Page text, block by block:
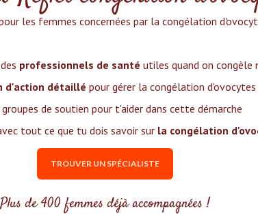
les femmes concernées par la congélation
professionnels de santé utiles quand on congèle
d'action détaillé pour gérer la congélation d'ovocytes
de soutien pour t'aider dans cette démarche
tout ce que tu dois savoir sur la congélation
TROUVER UN SPÉCIALISTE
Plus de 400 femmes déjà accompagnées !